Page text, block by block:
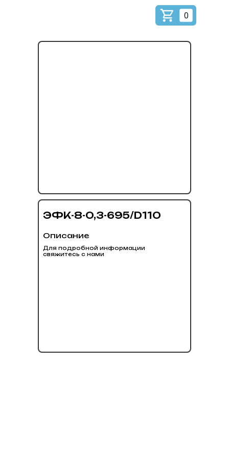
0
ЭФК-8-0,3-695/D110
Описание
Для подробной информации
свяжитесь с нами